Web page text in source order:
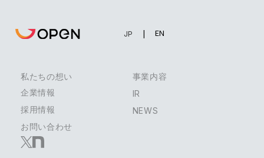
EN
JP
私たちの想い
事業内容
企業情報
IR
採用情報
NEWS
お問い合わせ